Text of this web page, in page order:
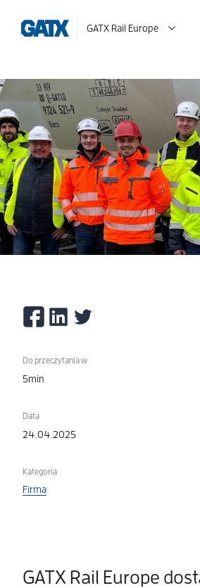
GATX Rail Europe
Do przeczytania w
5min
Data
24.04.2025
Kategoria
Firma
GATX Rail Europe